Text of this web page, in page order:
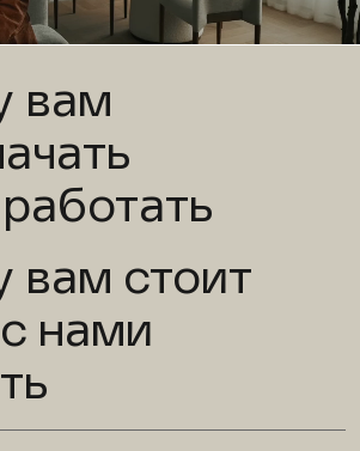
вам
вам стоит
нами